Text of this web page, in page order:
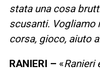
stata una cosa
scusanti. Vogliamo
corsa, gioco, aiuto
RANIERI – «Ranieri